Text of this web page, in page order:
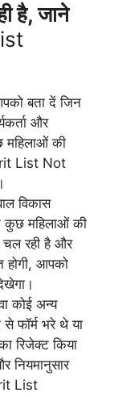
है, जाने
बता दें जिन
और
महिलाओं की
List Not
विकास
कुछ महिलाओं की
चल रही है और
आपको
कोई अन्य
फॉर्म भरे थे या
रिजेक्ट किया
नियमानुसार
List